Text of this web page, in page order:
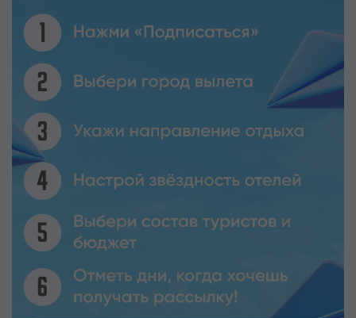
Установи наше мобильное приложение
Загрузить приложение из App Store
Загрузить приложение из Google Play